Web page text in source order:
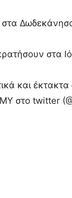
στα
στα
και έκτακτα
στο twitter